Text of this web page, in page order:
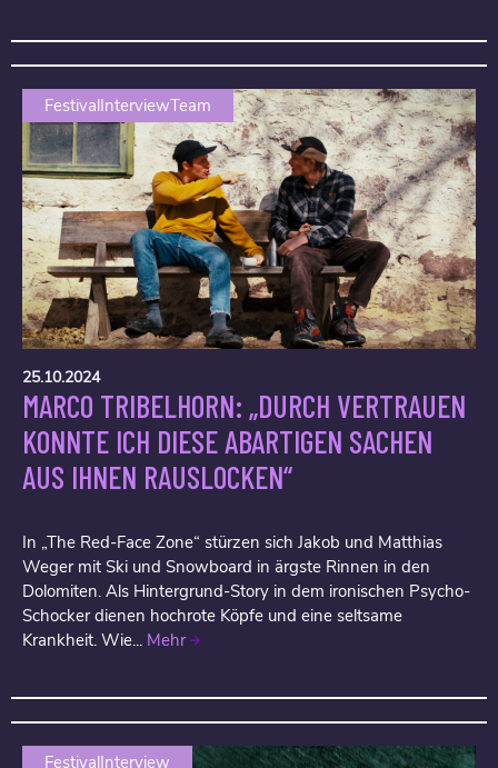
FestivalInterviewTeam
25.10.2024
MARCO TRIBELHORN: „DURCH VERTRAUEN
KONNTE ICH DIESE ABARTIGEN SACHEN
AUS IHNEN RAUSLOCKEN“
In „The Red-Face Zone“ stürzen sich Jakob und Matthias
Weger mit Ski und Snowboard in ärgste Rinnen in den
Dolomiten. Als Hintergrund-Story in dem ironischen Psycho-
Schocker dienen hochrote Köpfe und eine seltsame
Krankheit. Wie... Mehr
FestivalInterview